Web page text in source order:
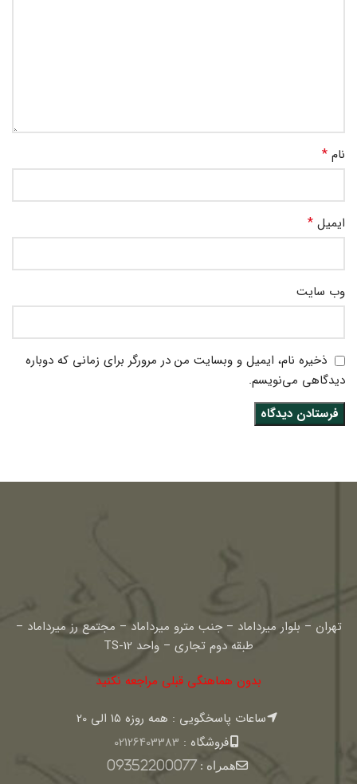
نام *
ایمیل *
وب‌ سایت
ذخیره نام، ایمیل و وبسایت من در مرورگر برای زمانی که دوباره
دیدگاهی می‌نویسم.
تهران – بلوار میرداماد – جنب مترو میرداماد – مجتمع رز میرداماد –
طبقه دوم تجاری – واحد TS-12
بدون هماهنگی قبلی مراجعه نکنید
ساعات پاسخگویی : همه روزه 15 الی 20
فروشگاه : 02126403383
همراه :09352200077